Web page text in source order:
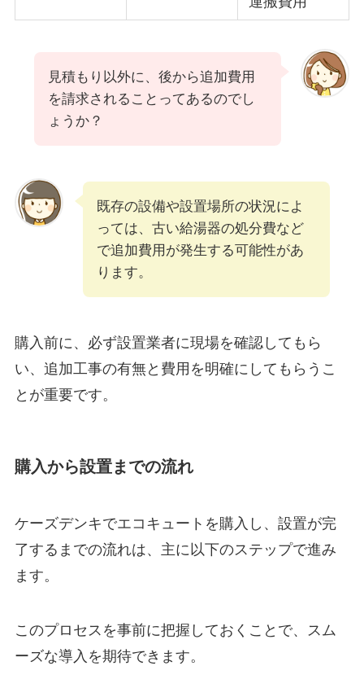
見積もり以外に、後から追加費用
を請求されることってあるのでし
ょうか？
既存の設備や設置場所の状況によ
っては、古い給湯器の処分費など
で追加費用が発生する可能性があ
ります。
購入前に、必ず設置業者に現場を確認してもら
い、追加工事の有無と費用を明確にしてもらうこ
とが重要です。
購入から設置までの流れ
ケーズデンキでエコキュートを購入し、設置が完
了するまでの流れは、主に以下のステップで進み
ます。
このプロセスを事前に把握しておくことで、スム
ーズな導入を期待できます。